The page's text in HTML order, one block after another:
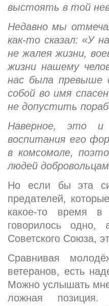
выстоять в той
Недавно мы
как-то сказал: «У
не жалея жизни,
жизни нашему
нас была превыше
собой во имя
не допустить
Наверное, это
воспитания его
в комсомоле,
людей
Но если бы эта
предателей,
какое-то время в
говорилось одно,
Советского Союза,
Сравнивая
ветеранов, есть
Можно услышать
ложная